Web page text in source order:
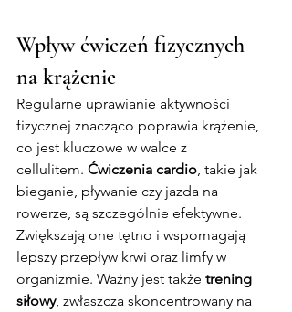
Wpływ ćwiczeń fizycznych
na krążenie
Regularne uprawianie aktywności
fizycznej znacząco poprawia krążenie,
co jest kluczowe w walce z
cellulitem. Ćwiczenia cardio, takie jak
bieganie, pływanie czy jazda na
rowerze, są szczególnie efektywne.
Zwiększają one tętno i wspomagają
lepszy przepływ krwi oraz limfy w
organizmie. Ważny jest także trening
siłowy, zwłaszcza skoncentrowany na